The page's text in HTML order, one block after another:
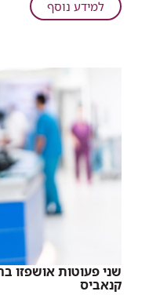
הציל
למידע נוסףעל
רמב"ם:
שבוצע
באמצעות
רקמת
ירך,
הציל
את
חייה
של
ארבע
שני פעוטות אושפזו
קנאביס